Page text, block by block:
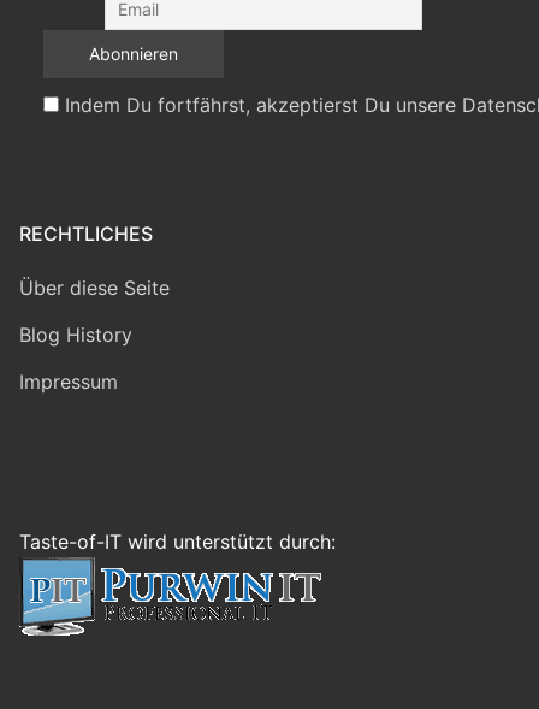
Indem Du fortfährst, akzeptierst Du unsere
RECHTLICHES
Über diese Seite
Blog History
Impressum
Taste-of-IT wird unterstützt durch: